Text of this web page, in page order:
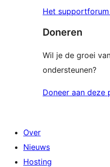
Het
Doneren
Wil je de groei
ondersteunen?
Doneer aan deze
Over
Nieuws
Hosting